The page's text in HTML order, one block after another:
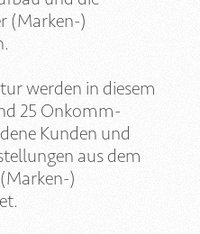
(Marken-)
werden in diesem
25 Onkomm-
Kunden und
aus dem
)